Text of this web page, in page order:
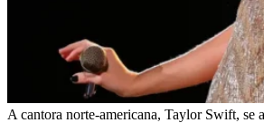
A cantora norte-americana, Taylor Swift, se